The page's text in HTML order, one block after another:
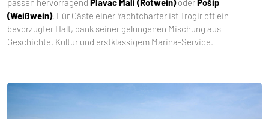
passen hervorragend Plavac Mali (Rotwein)oderPošip
(Weißwein). Für Gäste einer Yachtcharter ist Trogir oft ein
bevorzugter Halt, dank seiner gelungenen Mischung aus
Geschichte, Kultur und erstklassigem Marina-Service.